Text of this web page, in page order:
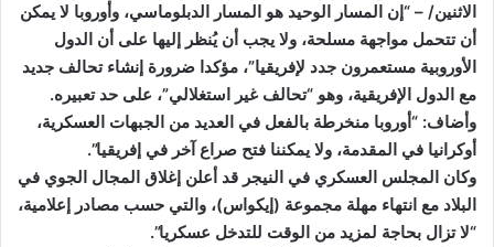
الاثنين/ – “إن المسار الوحيد هو المسار الدبلوماسي، وأوروبا لا يمكن
أن تتحمل مواجهة مسلحة، ولا يجب أن يُنظر إليها على أن الدول
الأوروبية مستعمرون جدد لإفريقيا”، مؤكدا ضرورة إنشاء تحالف جديد
مع الدول الإفريقية، وهو “تحالف غير استغلالي”، على حد تعبيره.
وأضاف: “أوروبا منخرطة بالفعل في العديد من الجبهات العسكرية،
أوكرانيا في المقدمة، ولا يمكننا فتح صراع آخر في إفريقيا”.
وكان المجلس العسكري في النيجر قد أعلن إغلاق المجال الجوي في
البلاد مع انتهاء مهلة مجموعة (إيكواس)، والتي حسب مصادر إعلامية،
“لا تزال بحاجة لمزيد من الوقت للتدخل عسكريا”.